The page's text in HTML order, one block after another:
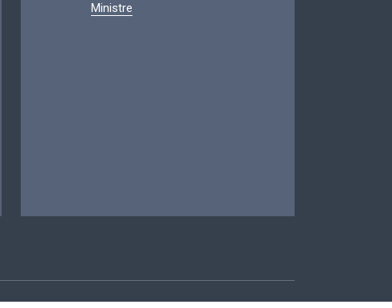
Ministre